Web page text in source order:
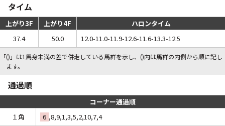
タイム
上がり3F 上がり4F
ハロンタイム
37.4
50.0 12.0-11.0-11.9-12.6-11.6-13.3-12.5
「()」は1馬身未満の差で併走している馬群を示し、()内は馬群の内側から順に記し
ます。
通過順
コーナー通過順
１角
6 ,8,9,1,3,5,2,10,7,4